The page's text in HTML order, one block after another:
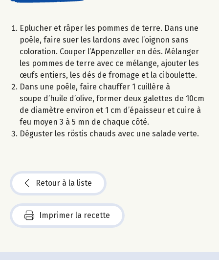
Eplucher et râper les pommes de terre. Dans une
poêle, faire suer les lardons avec l’oignon sans
coloration. Couper l’Appenzeller en dés. Mélanger
les pommes de terre avec ce mélange, ajouter les
œufs entiers, les dés de fromage et la ciboulette.
Dans une poêle, faire chauffer 1 cuillère à
soupe d’huile d’olive, former deux galettes de 10cm
de diamètre environ et 1 cm d’épaisseur et cuire à
feu moyen 3 à 5 mn de chaque côté.
Déguster les röstis chauds avec une salade verte.
Retour à la liste
Imprimer la recette